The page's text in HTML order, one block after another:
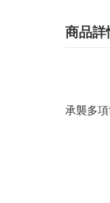
商品詳
承襲多